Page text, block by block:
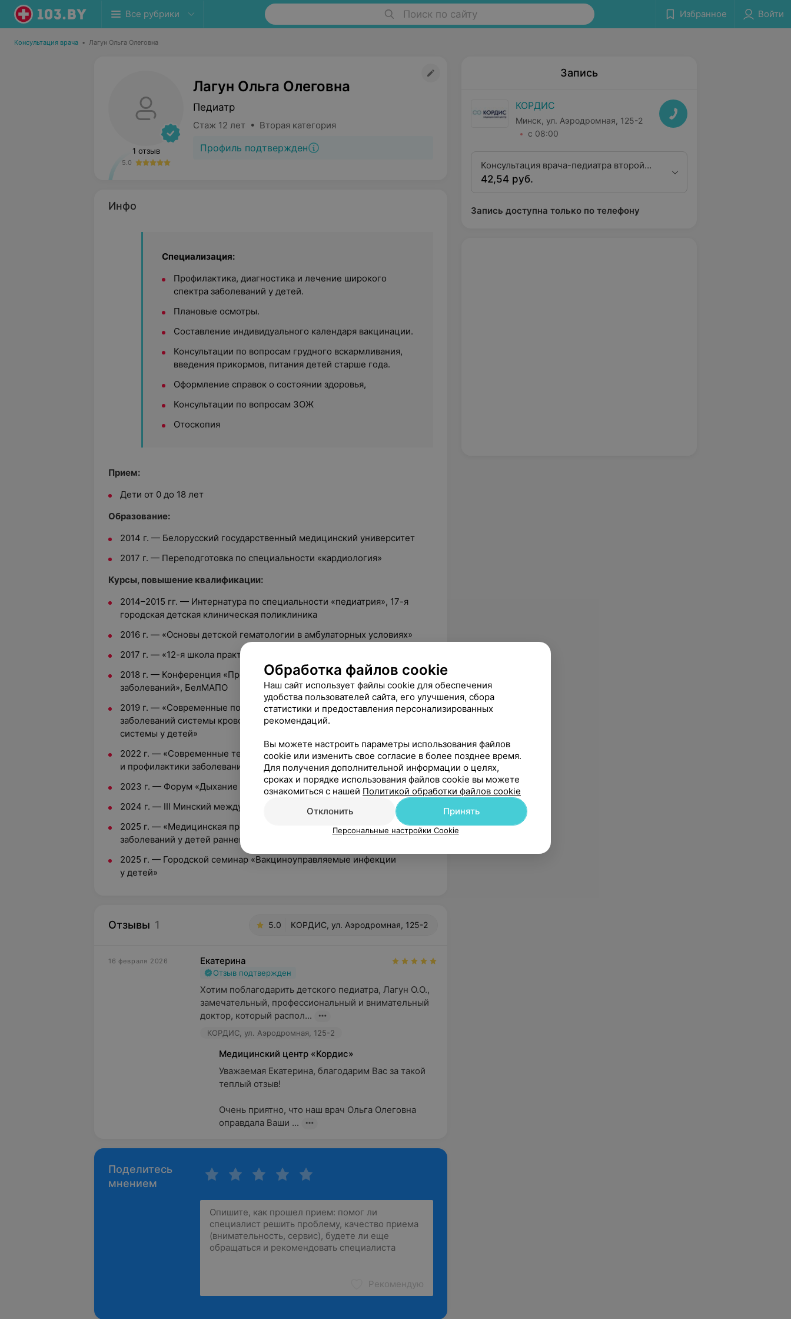
Все рубрики Поиск по сайту Избранное Войти
Консультация врача • Лагун Ольга Олеговна
1 отзыв
5.0
Лагун Ольга Олеговна
Педиатр
Стаж 12 лет • Вторая категория
Профиль подтвержден
Инфо
Специализация:
Профилактика, диагностика и лечение широкого
спектра заболеваний у детей.
Плановые осмотры.
Составление индивидуального календаря вакцинации.
Консультации по вопросам грудного вскармливания,
введения прикормов, питания детей старше года.
Оформление справок о состоянии здоровья,
Консультации по вопросам ЗОЖ
Отоскопия
Прием:
Дети от 0 до 18 лет
Образование:
2014 г. — Белорусский государственный медицинский университет
2017 г. — Переподготовка по специальности «кардиология»
Курсы, повышение квалификации:
2014–2015 гг. — Интернатура по специальности «педиатрия», 17-я
городская детская клиническая поликлиника
2016 г. — «Основы детской гематологии в амбулаторных условиях»
2017 г. — «12-я школа практического кардиолога», НАН Беларуси
2018 г. — Конференция «Профилактика и лечение неинфекционных
заболеваний», БелМАПО
2019 г. — «Современные подходы к диагностике и лечению
заболеваний системы кровообращения и опорно-двигательной
системы у детей»
2022 г. — «Современные технологии диагностики, лечения
и профилактики заболеваний молочной железы у детей и подростков»
2023 г. — Форум «Дыхание в фокусе»
2024 г. — III Минский международный медицинский форум
2025 г. — «Медицинская профилактика, диагностика и лечение
заболеваний у детей раннего возраста»
2025 г. — Городской семинар «Вакциноуправляемые инфекции
у детей»
Отзывы 1 5.0 КОРДИС, ул. Аэродромная, 125-2
16 февраля 2026 Екатерина
Отзыв подтвержден
Хотим поблагодарить детского педиатра, Лагун О.О.,
замечательный, профессиональный и внимательный
доктор, который распол...
КОРДИС, ул. Аэродромная, 125-2
Медицинский центр «Кордис»
Уважаемая Екатерина, благодарим Вас за такой
теплый отзыв!
Очень приятно, что наш врач Ольга Олеговна
оправдала Ваши ...
Поделитесь
мнением
Рекомендую
Запись
КОРДИС
Минск, ул. Аэродромная, 125-2
с 08:00
Консультация врача-педиатра второй
квалификационной категории
42,54 руб.
Запись доступна только по телефону
Обработка файлов cookie
Наш сайт использует файлы cookie для обеспечения
удобства пользователей сайта, его улучшения, сбора
статистики и предоставления персонализированных
рекомендаций.
Вы можете настроить параметры использования файлов
cookie или изменить свое согласие в более позднее время.
Для получения дополнительной информации о целях,
сроках и порядке использования файлов cookie вы можете
ознакомиться с нашей Политикой обработки файлов cookie
Отклонить
Принять
Персональные настройки Cookie